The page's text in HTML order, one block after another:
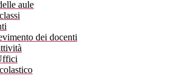
aule
dei docenti